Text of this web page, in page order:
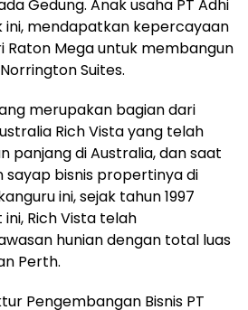
Gedung. Anak usaha PT Adhi
ini, mendapatkan kepercayaan
Raton Mega untuk membangun
Suites.
merupakan bagian dari
Rich Vista yang telah
panjang di Australia, dan saat
bisnis propertinya di
ini, sejak tahun 1997
Rich Vista telah
hunian dengan total luas
Perth.
Pengembangan Bisnis PT